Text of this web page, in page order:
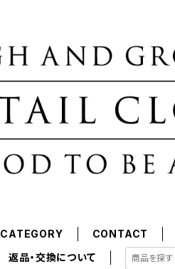
CATEGORY CONTACT
返品・交換について